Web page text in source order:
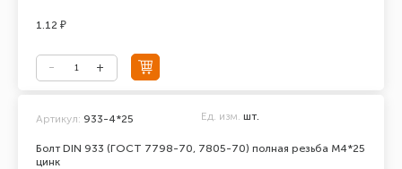
1.12 ₽
Болт DIN 933 (ГОСТ 7798-70, 7805-70) полная резьба М4*25
цинк
Артикул: 933-4*25 Ед. изм. шт.